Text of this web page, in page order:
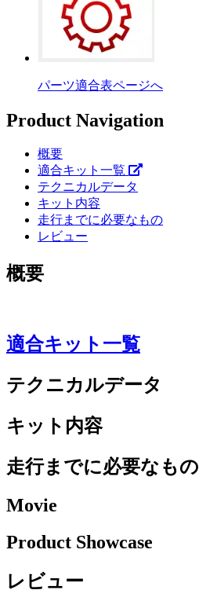
パーツ適合表ページへ
Product Navigation
概要
適合キット一覧
テクニカルデータ
キット内容
走行までに必要なもの
レビュー
概要
適合キット一覧
テクニカルデータ
キット内容
走行までに必要なもの
Movie
Product Showcase
レビュー